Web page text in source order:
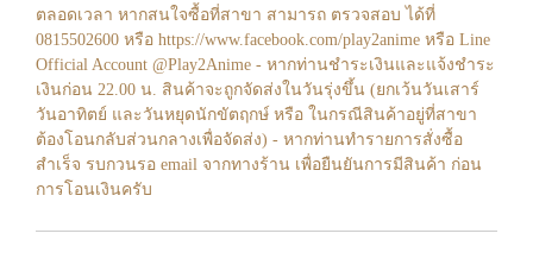
ตลอดเวลา หากสนใจซื้อที่สาขา สามารถ ตรวจสอบ ได้ที่
0815502600 หรือ https://www.facebook.com/play2anime หรือ Line
Official Account @Play2Anime - หากท่านชำระเงินและแจ้งชำระ
เงินก่อน 22.00 น. สินค้าจะถูกจัดส่งในวันรุ่งขึ้น (ยกเว้นวันเสาร์
วันอาทิตย์ และวันหยุดนักขัตฤกษ์ หรือ ในกรณีสินค้าอยู่ที่สาขา
ต้องโอนกลับส่วนกลางเพื่อจัดส่ง) - หากท่านทำรายการสั่งซื้อ
สำเร็จ รบกวนรอ email จากทางร้าน เพื่อยืนยันการมีสินค้า ก่อน
การโอนเงินครับ